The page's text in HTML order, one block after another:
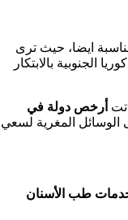
ايضا، حيث ترى
الجنوبية بالابتكار
أرخص دولة في
الوسائل المغرية لسعي
طب الأسنان